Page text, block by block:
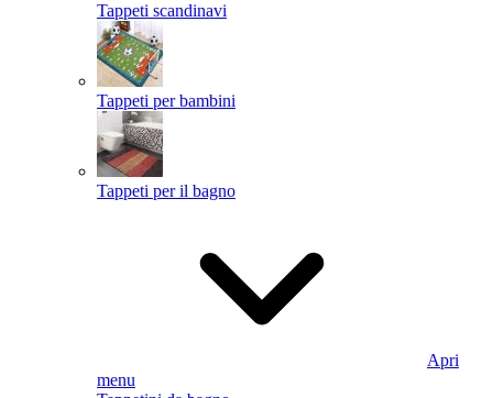
Tappeti scandinavi
Tappeti per bambini
Tappeti per il bagno
Apri
menu